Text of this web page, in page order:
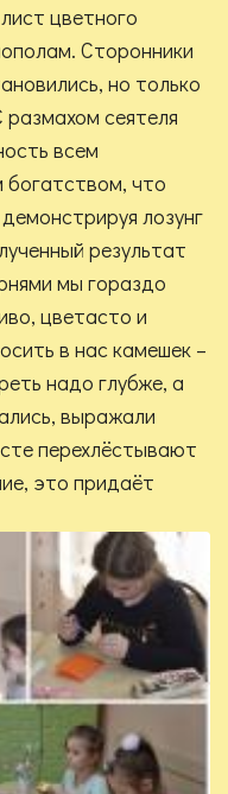
цветного
Сторонники
но только
сеятеля
всем
что
лозунг
результат
мы гораздо
цветасто и
в нас камешек –
надо глубже, а
выражали
перехлёстывают
это придаёт